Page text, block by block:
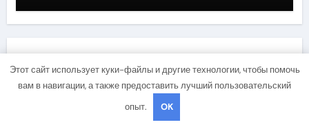
Добавить комментарий
Для отправки комментария вам необходимо
Этот сайт использует куки-файлы и другие технологии, чтобы помочь
вам в навигации, а также предоставить лучший пользовательский
опыт.
OK